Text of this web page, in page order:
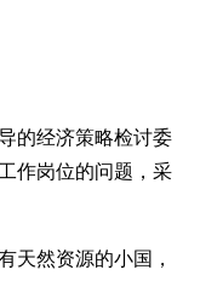
的经济策略检讨委
作岗位的问题，采
天然资源的小国，